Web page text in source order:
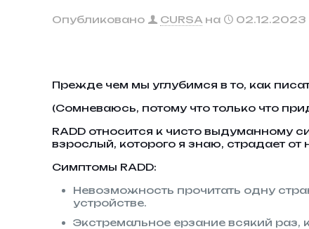
Опубликовано CURSA на 02.12.2023
Прежде чем мы углубимся в то, как
(Сомневаюсь, потому что только что
RADD относится к чисто
взрослый, которого я знаю, страдает от
Симптомы RADD:
Невозможность прочитать одну
устройстве.
Экстремальное ерзание всякий раз,